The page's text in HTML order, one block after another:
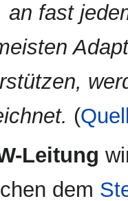
an fast
(
Leitung
dem